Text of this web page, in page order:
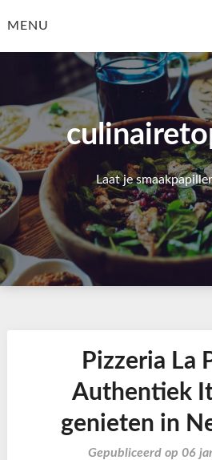
toMENU
Laat je
Pizzeria La
Authentiek
genieten in
Gepubliceerd op 06